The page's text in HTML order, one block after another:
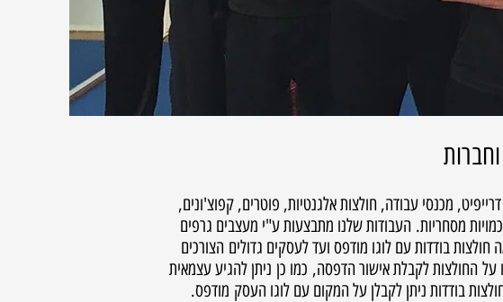
מכנסי עבודה, חולצות אלגנטיות, פוטרים, קפוצ'ונים,
מסחריות. העבודות שלנו מתבצעות ע"י מעצבים גרפים
בודדות עם לוגו מודפס ועד לעסקים גדולים הצורכים
על החולצות לקבלת אישור הדפסה, כמו כן ניתן להגיע עצמאית
בודדות ניתן לקבלן על המקום עם לוגו העסק מודפס.